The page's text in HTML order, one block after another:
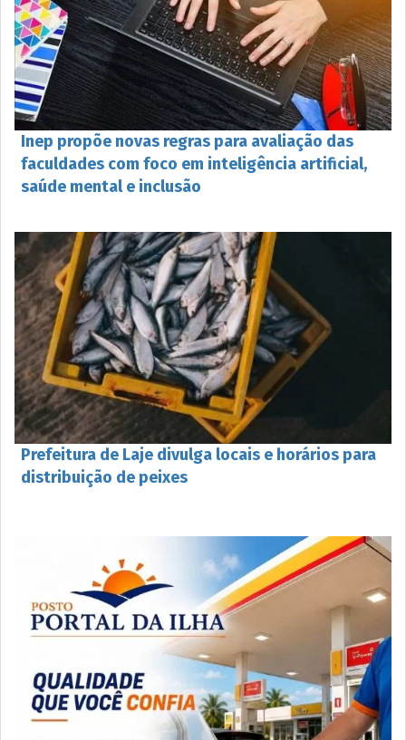
Inep propõe novas regras para avaliação das
faculdades com foco em inteligência artificial,
saúde mental e inclusão
Prefeitura de Laje divulga locais e horários para
distribuição de peixes